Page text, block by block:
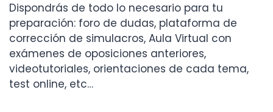
Dispondrás de todo lo necesario para tu
preparación: foro de dudas, plataforma de
corrección de simulacros, Aula Virtual con
exámenes de oposiciones anteriores,
videotutoriales, orientaciones de cada tema,
test online, etc…